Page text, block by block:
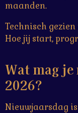
maanden.
Technisch
Hoe jij start,
Wat mag
2026?
Nieuwjaarsdag